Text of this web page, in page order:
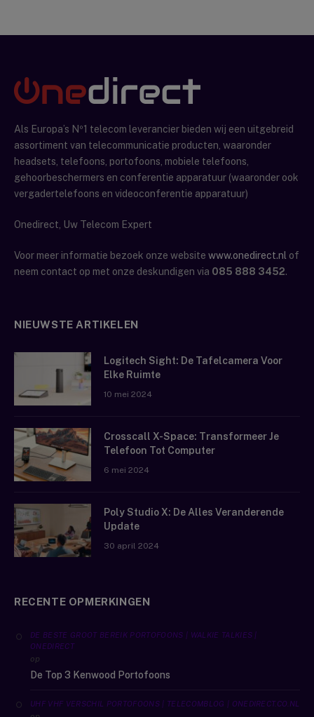
Als Europa’s Nº1 telecom leverancier bieden wij een uitgebreid
assortiment van telecommunicatie producten, waaronder
headsets, telefoons, portofoons, mobiele telefoons,
gehoorbeschermers en conferentie apparatuur (waaronder ook
vergadertelefoons en videoconferentie apparatuur)
Onedirect, Uw Telecom Expert
Voor meer informatie bezoek onze website www.onedirect.nl of
neem contact op met onze deskundigen via 085 888 3452.
NIEUWSTE ARTIKELEN
Logitech Sight: De Tafelcamera Voor
Elke Ruimte
10 mei 2024
Crosscall X-Space: Transformeer Je
Telefoon Tot Computer
6 mei 2024
Poly Studio X: De Alles Veranderende
Update
30 april 2024
RECENTE OPMERKINGEN
DE BESTE GROOT BEREIK PORTOFOONS | WALKIE TALKIES |
ONEDIRECT
op
De Top 3 Kenwood Portofoons
UHF VHF VERSCHIL PORTOFOONS | TELECOMBLOG | ONEDIRECT.CO.NL